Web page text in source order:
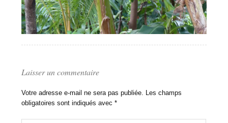
Laisser un commentaire
Votre adresse e-mail ne sera pas publiée. Les champs
obligatoires sont indiqués avec*